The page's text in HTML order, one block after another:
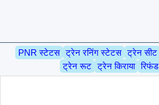
PNR स्टेटस ट्रेन रनिंग स्टेटस ट्रेन सीट
ट्रेन रूट ट्रेन किराया रिफंड